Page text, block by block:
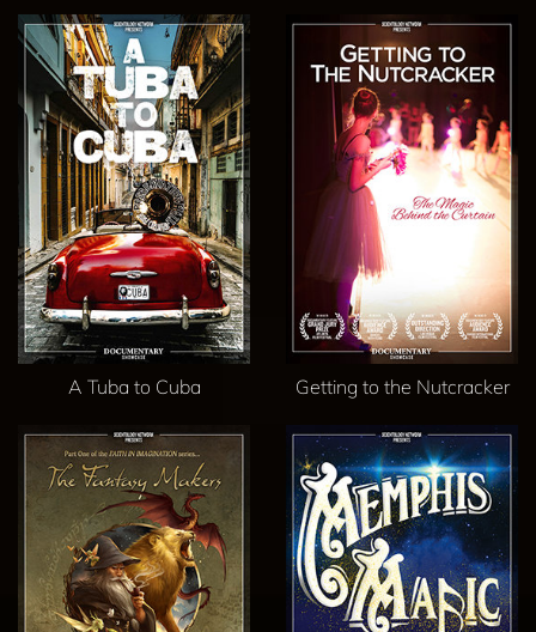
A Tuba to Cuba Getting to the Nutcracker